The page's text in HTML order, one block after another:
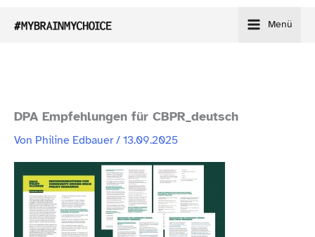
Inhalt
Menü
DPA Empfehlungen für CBPR_deutsch
Von Philine Edbauer/13.09.2025